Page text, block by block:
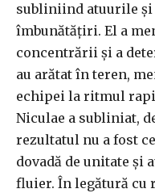
subliniind atuurile și
îmbunătățiri. El a
concentrării și a
au arătat în teren,
echipei la ritmul
Niculae a subliniat,
rezultatul nu a fost
dovadă de unitate și
fluier. În legătură cu